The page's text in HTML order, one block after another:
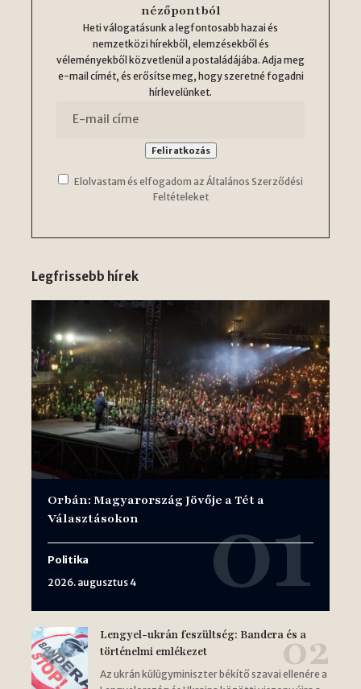
nézőpontból
Heti válogatásunk a legfontosabb hazai és
nemzetközi hírekből, elemzésekből és
véleményekből közvetlenül a postaládájába. Adja meg
e-mail címét, és erősítse meg, hogy szeretné fogadni
hírlevelünket.
Elolvastam és elfogadom az Általános Szerződési
Feltételeket
Legfrissebb hírek
Orbán: Magyarország Jövője a Tét a
Választásokon
Politika
2026. augusztus 4
Lengyel-ukrán feszültség: Bandera és a
történelmi emlékezet
Az ukrán külügyminiszter békítő szavai ellenére a